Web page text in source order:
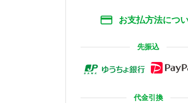
お支払方法につ
先振込
代金引換